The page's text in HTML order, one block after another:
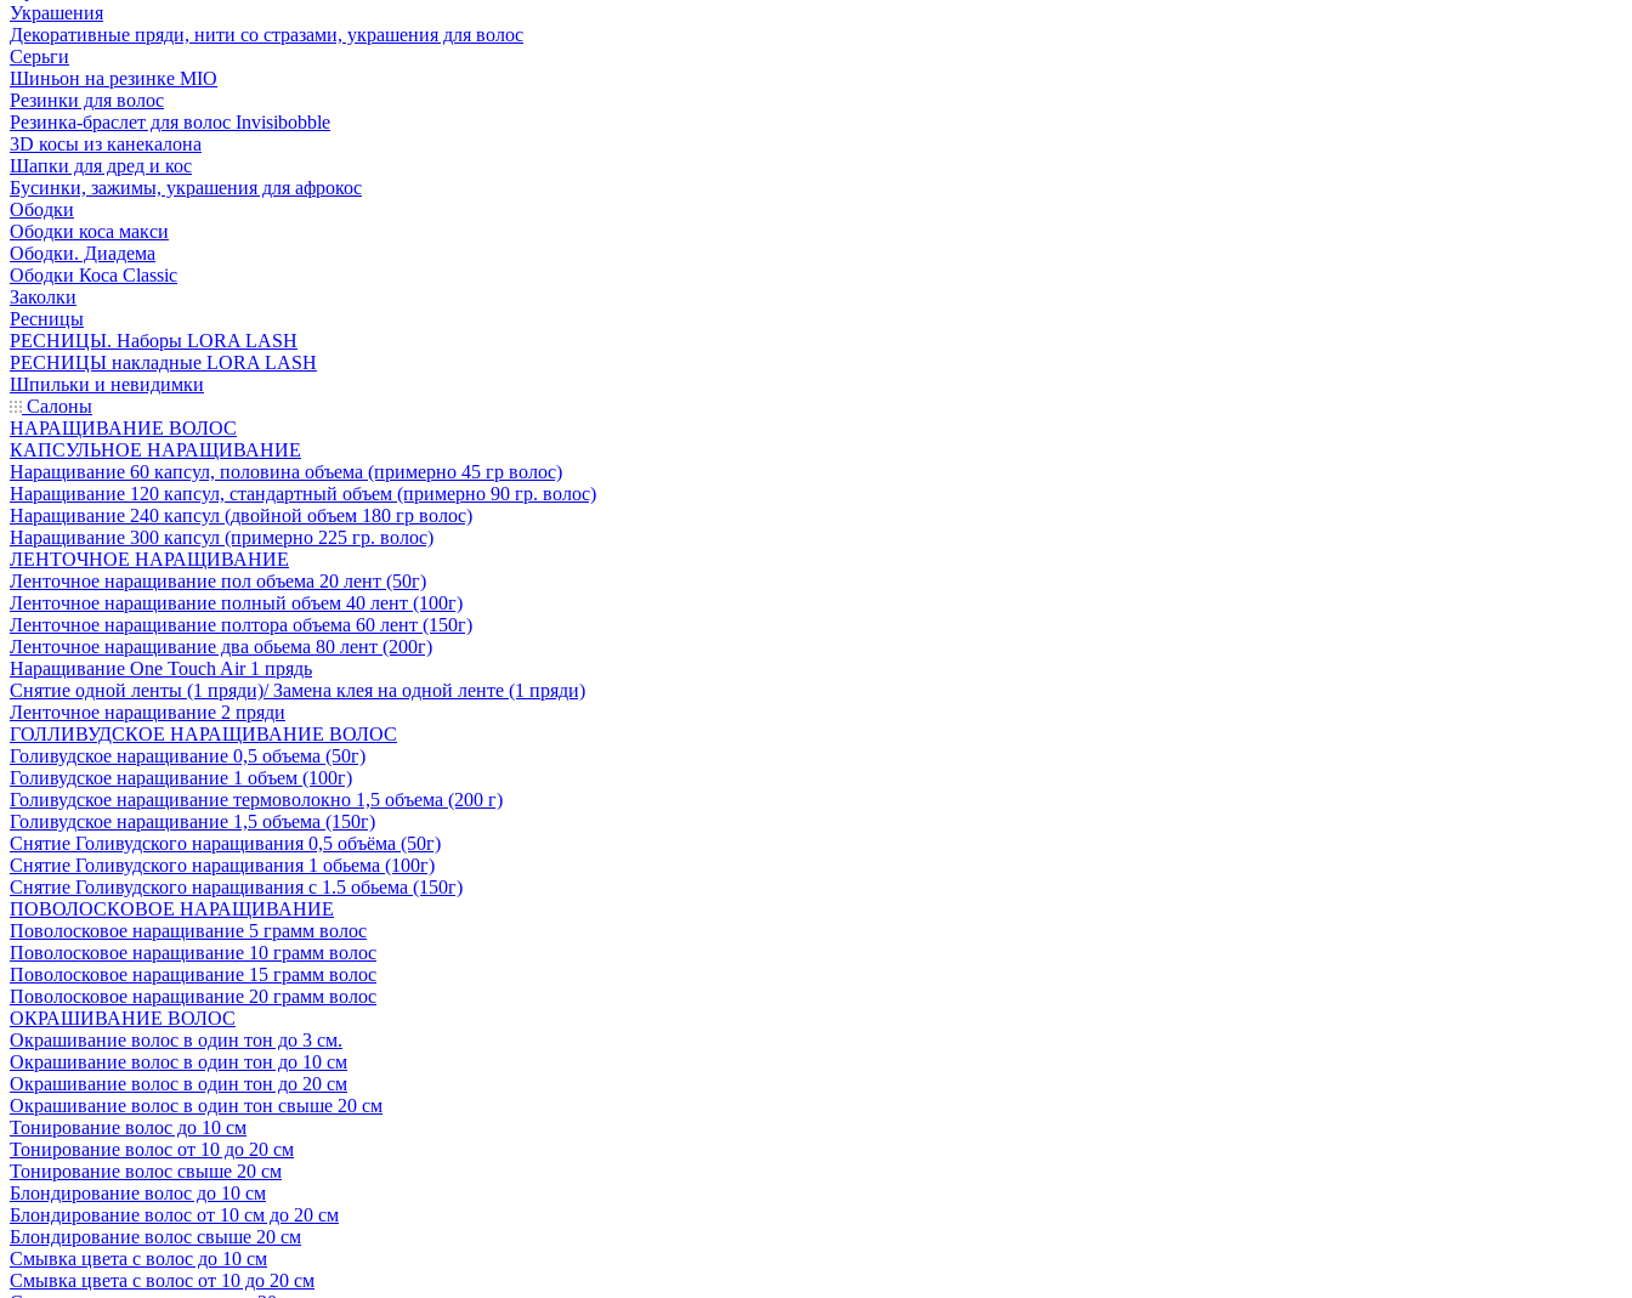
Украшения
Декоративные пряди, нити со стразами, украшения для волос
Серьги
Шиньон на резинке MIO
Резинки для волос
Резинка-браслет для волос Invisibobble
3D косы из канекалона
Шапки для дред и кос
Бусинки, зажимы, украшения для афрокос
Ободки
Ободки коса макси
Ободки. Диадема
Ободки Коса Classic
Заколки
Ресницы
РЕСНИЦЫ. Наборы LORA LASH
РЕСНИЦЫ накладные LORA LASH
Шпильки и невидимки
Салоны
НАРАЩИВАНИЕ ВОЛОС
КАПСУЛЬНОЕ НАРАЩИВАНИЕ
Наращивание 60 капсул, половина объема (примерно 45 гр волос)
Наращивание 120 капсул, стандартный объем (примерно 90 гр. волос)
Наращивание 240 капсул (двойной объем 180 гр волос)
Наращивание 300 капсул (примерно 225 гр. волос)
ЛЕНТОЧНОЕ НАРАЩИВАНИЕ
Ленточное наращивание пол объема 20 лент (50г)
Ленточное наращивание полный объем 40 лент (100г)
Ленточное наращивание полтора объема 60 лент (150г)
Ленточное наращивание два обьема 80 лент (200г)
Наращивание One Touch Air 1 прядь
Снятие одной ленты (1 пряди)/ Замена клея на одной ленте (1 пряди)
Ленточное наращивание 2 пряди
ГОЛЛИВУДСКОЕ НАРАЩИВАНИЕ ВОЛОС
Голивудское наращивание 0,5 объема (50г)
Голивудское наращивание 1 объем (100г)
Голивудское наращивание термоволокно 1,5 объема (200 г)
Голивудское наращивание 1,5 объема (150г)
Снятие Голивудского наращивания 0,5 объёма (50г)
Снятие Голивудского наращивания 1 обьема (100г)
Снятие Голивудского наращивания с 1.5 обьема (150г)
ПОВОЛОСКОВОЕ НАРАЩИВАНИЕ
Поволосковое наращивание 5 грамм волос
Поволосковое наращивание 10 грамм волос
Поволосковое наращивание 15 грамм волос
Поволосковое наращивание 20 грамм волос
ОКРАШИВАНИЕ ВОЛОС
Окрашивание волос в один тон до 3 см.
Окрашивание волос в один тон до 10 см
Окрашивание волос в один тон до 20 см
Окрашивание волос в один тон свыше 20 см
Тонирование волос до 10 см
Тонирование волос от 10 до 20 см
Тонирование волос свыше 20 см
Блондирование волос до 10 см
Блондирование волос от 10 см до 20 см
Блондирование волос свыше 20 см
Смывка цвета с волос до 10 см
Смывка цвета с волос от 10 до 20 см